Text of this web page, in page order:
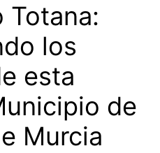
Totana:
los
esta
de
Murcia